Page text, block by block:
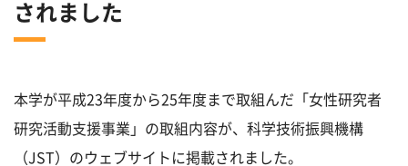
されました
本学が平成23年度から25年度まで取組んだ「女性研究者
研究活動支援事業」の取組内容が、科学技術振興機構
（JST）のウェブサイトに掲載されました。